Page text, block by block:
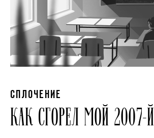
СПЛОЧЕНИЕ
КАК СГОРЕЛ МОЙ 2007‑Й